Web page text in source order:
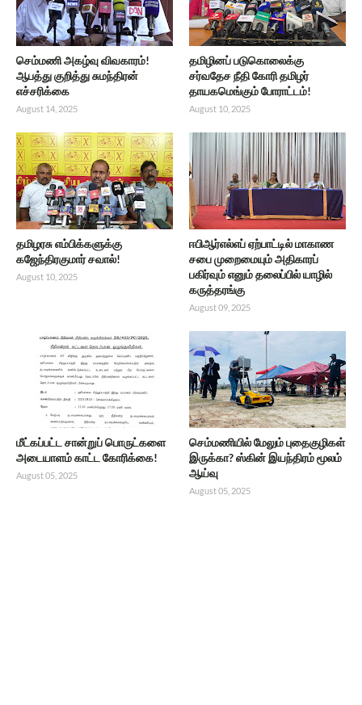
செம்மணி அகழ்வு விவகாரம்!
ஆபத்து குறித்து சுமந்திரன்
எச்சரிக்கை
August 14, 2025
தமிழினப் படுகொலைக்கு
சர்வதேச நீதி கோரி தமிழர்
தாயகமெங்கும் போராட்டம்!
August 10, 2025
தமிழரசு எம்பிக்களுக்கு
கஜேந்திரகுமார் சவால்!
August 10, 2025
ஈபிஆர்எல்எப் ஏற்பாட்டில் மாகாண
சபை முறைமையும் அதிகாரப்
பகிர்வும் எனும் தலைப்பில் யாழில்
கருத்தரங்கு
August 09, 2025
மீட்கப்பட்ட சான்றுப் பொருட்களை
அடையாளம் காட்ட கோரிக்கை!
August 05, 2025
செம்மணியில் மேலும் புதைகுழிகள்
இருக்கா? ஸ்கின் இயந்திரம் மூலம்
ஆய்வு
August 05, 2025